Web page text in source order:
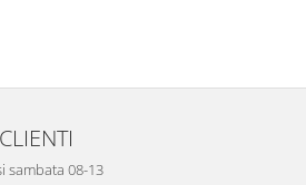
sambata 08-13